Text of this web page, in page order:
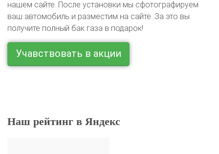
нашем сайте. После установки мы сфотографируем
ваш автомобиль и разместим на сайте. За это вы
получите полный бак газа в подарок!
Учавствовать в акции
Наш рейтинг в Яндекс